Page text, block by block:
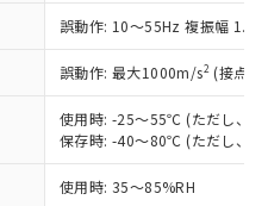
誤動作: 10～55Hz 複振幅
誤動作: 最大1000m/s2 (接点
使用時: -25～55℃ (ただし、氷
保存時: -40～80℃ (ただし、氷
使用時: 35～85%RH
日時点での社内デー
れるものであり、閲
実際の在庫および標
場合があることをご
よび標準価格はお客
たはお客様担当のオ
売店・当社販売員に
(Hg) 1000ppm以下、 カド
以下、ポリ臭化ビフェニル
臭化ジフェニルエーテル類
酸ビス(2-エチルヘキシ
以下、フタル酸ブチ
以下、フタル酸ジブチル
タル酸ジイソブチル
T26572)：
: 1000ppm、 Cd(カドミウ
、 PBBs(ポリ臭化ビフェ
ポリ臭化ジフェニルエーテ
等」という）を輸出
供する場合は、日本
(または役務取引許
どの必要な手続きを
破棄する場合は、完
、違法に輸出されな
を講じます。
在庫あり
たないが在庫あり